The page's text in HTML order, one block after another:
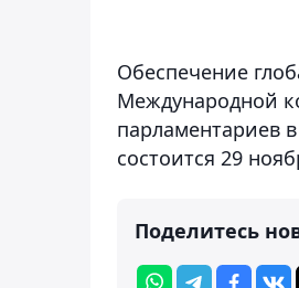
Обеспечение
Международной
парламентариев
состоится 29
Поделитесь